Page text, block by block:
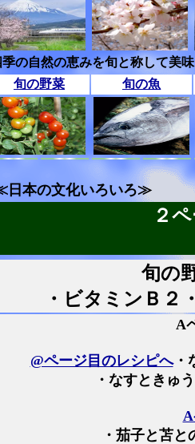
季の自然の恵みを旬と称して美
旬の野菜
旬の魚
本の文化いろいろ≫
２
旬の
・ビタミンＢ２
A
@ページ目のレシピへ・
・なすときゅ
・茄子と苫